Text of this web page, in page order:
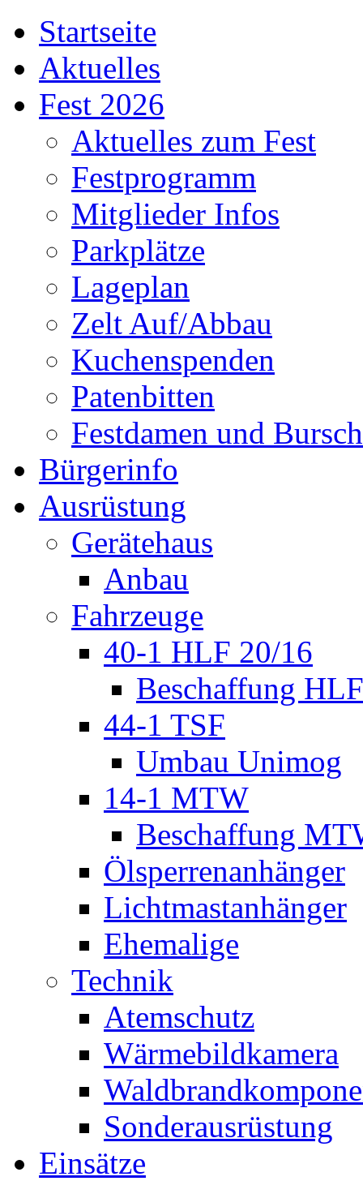
Startseite
Aktuelles
Fest 2026
Aktuelles zum Fest
Festprogramm
Mitglieder Infos
Parkplätze
Lageplan
Zelt Auf/Abbau
Kuchenspenden
Patenbitten
Festdamen und
Bürgerinfo
Ausrüstung
Gerätehaus
Anbau
Fahrzeuge
40-1 HLF 20/16
Beschaffung HLF
44-1 TSF
Umbau Unimog
14-1 MTW
Beschaffung
Ölsperrenanhänger
Lichtmastanhänger
Ehemalige
Technik
Atemschutz
Wärmebildkamera
Sonderausrüstung
Einsätze